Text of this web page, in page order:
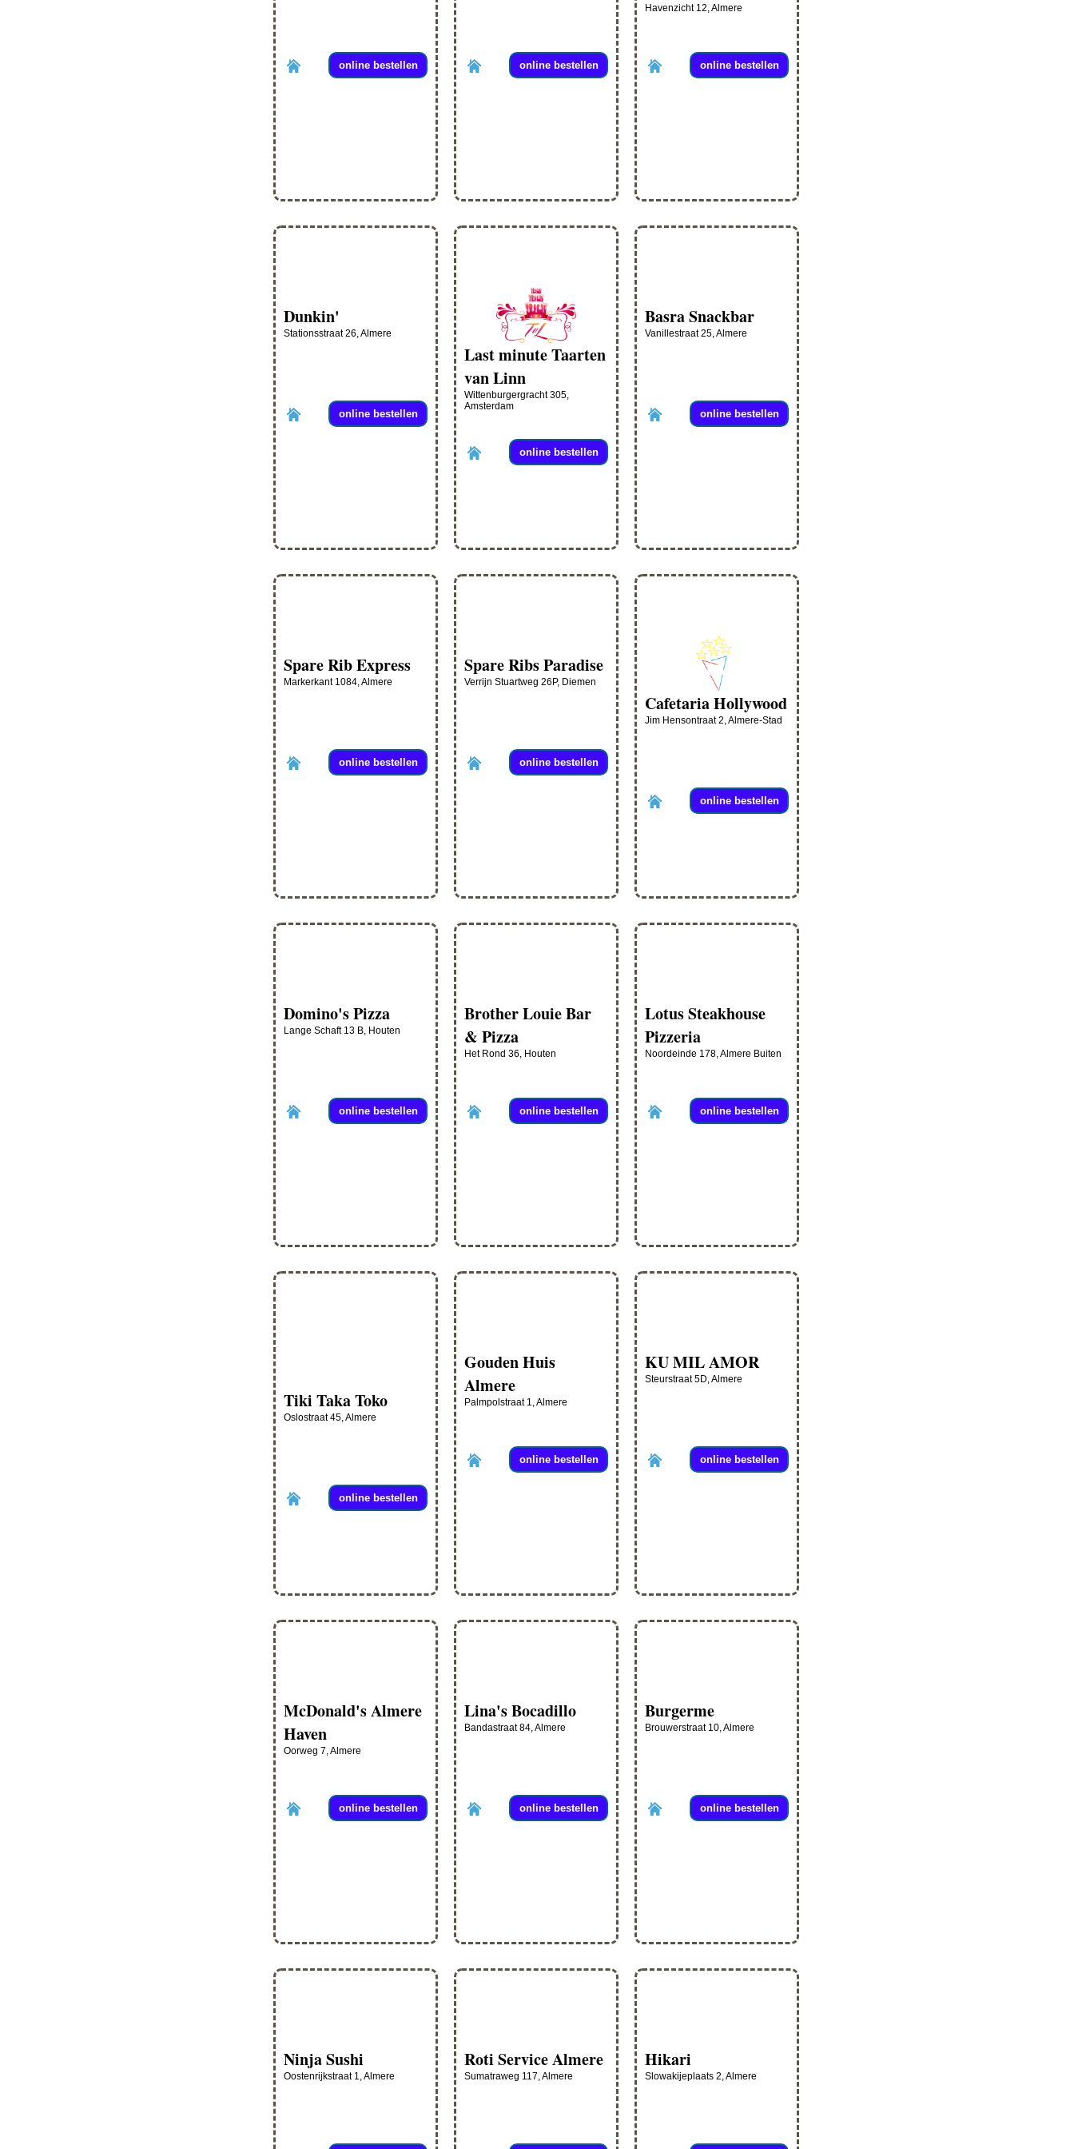
online bestellen online bestellen
Havenzicht 12, Almere
online bestellen
Dunkin'
Stationsstraat 26, Almere
online bestellen
Last minute Taarten
van Linn
Wittenburgergracht 305,
Amsterdam
online bestellen
Basra Snackbar
Vanillestraat 25, Almere
online bestellen
Spare Rib Express
Markerkant 1084, Almere
online bestellen
Spare Ribs Paradise
Verrijn Stuartweg 26P, Diemen
online bestellen
Cafetaria Hollywood
Jim Hensontraat 2, Almere-Stad
online bestellen
Domino's Pizza
Lange Schaft 13 B, Houten
online bestellen
Brother Louie Bar
& Pizza
Het Rond 36, Houten
online bestellen
Lotus Steakhouse
Pizzeria
Noordeinde 178, Almere Buiten
online bestellen
Tiki Taka Toko
Oslostraat 45, Almere
online bestellen
Gouden Huis
Almere
Palmpolstraat 1, Almere
online bestellen
KU MIL AMOR
Steurstraat 5D, Almere
online bestellen
McDonald's Almere
Haven
Oorweg 7, Almere
online bestellen
Lina's Bocadillo
Bandastraat 84, Almere
online bestellen
Burgerme
Brouwerstraat 10, Almere
online bestellen
Ninja Sushi
Oostenrijkstraat 1, Almere
Roti Service Almere
Sumatraweg 117, Almere
Hikari
Slowakijeplaats 2, Almere